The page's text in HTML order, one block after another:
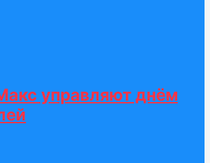
управляют днём